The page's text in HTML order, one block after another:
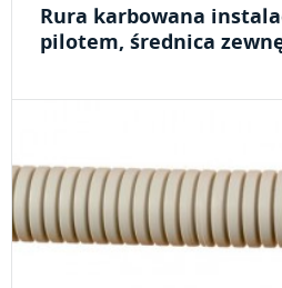
Rura karbowana
pilotem, średnica